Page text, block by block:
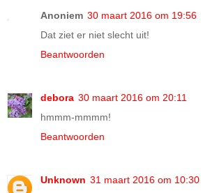
Anoniem 30 maart 2016 om 19:56
Dat ziet er niet slecht uit!
Beantwoorden
debora 30 maart 2016 om 20:11
hmmm-mmmm!
Beantwoorden
Unknown 31 maart 2016 om 10:30